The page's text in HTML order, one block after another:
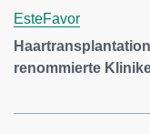
EsteFavor
renommierte